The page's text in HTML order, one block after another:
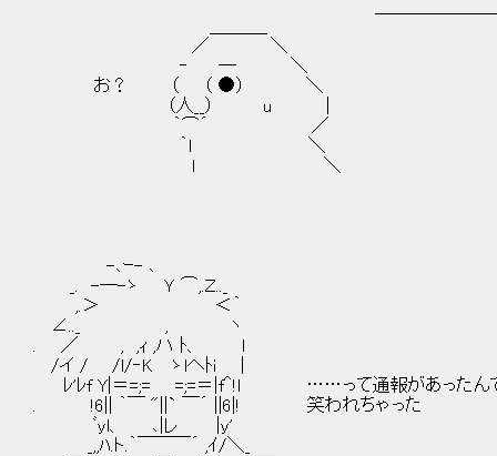
／ ＼
‐ ─ ＼
お？ （ （ ●） ＼
（人__） u |
｀⌒´ ／
｀ｌ ＼
ｌ ＼
-､ｰ- ､
_. -─-ゝ Ｙ ⌒,.Ｚ.._
,.＞ ＜｀
∠.._ , ヽ
. ／ , ,ｨ ,ハ ﾄ、 l
/イ / /l/‐K ゝlへﾄi |
ﾚ'ﾚf Y|＝=;= =;=＝|f＾!l ……って通報があったんで
. !6|| ｀￣ "||` ￣´ ||6|! 笑われちゃった
ﾞyl、 ､|レ |y'
_,,ﾊ.ト.｀￣￣￣´ ,ｲ/＼_